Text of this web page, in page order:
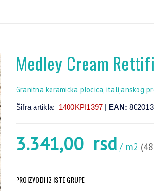
Medley Cream
Granitna keramicka plocica, italijanskog
Šifra artikla: 1400KPI1397 | EAN:
3.341,00 rsd / m2
PROIZVODI IZ ISTE GRUPE